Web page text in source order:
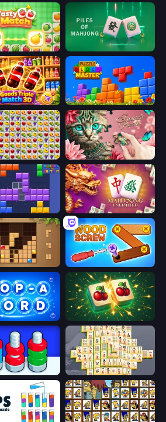
Tasty Match: Mahjong Pairs Piles of Mahjong
Match 3D Puzzle Block Master
Same Game Fruit Collapse Favorite Puzzles
that’s it Mahjong Unlimited
Journey Wood Screw: Bolts Puzzle
Mahjong Puzzle: Tile Match
Mahjong Online